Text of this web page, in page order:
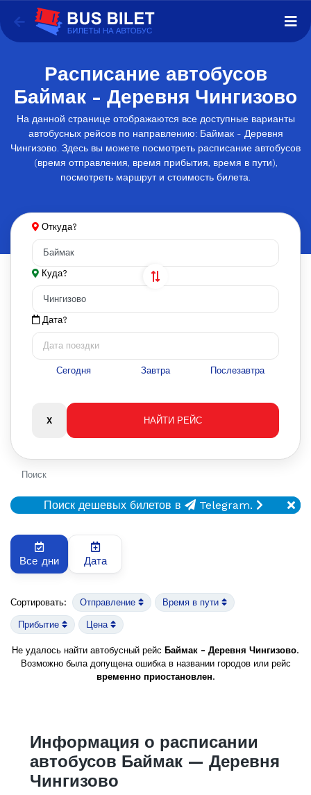
Расписание автобусов
Баймак - Деревня Чингизово
На данной странице отображаются все доступные варианты
автобусных рейсов по направлению: Баймак - Деревня
Чингизово. Здесь вы можете посмотреть расписание автобусов
(время отправления, время прибытия, время в пути),
посмотреть маршрут и стоимость билета.
Откуда?
Куда?
Дата?
Сегодня Завтра Послезавтра
Поиск
Поиск дешевых билетов в Telegram.
Все дни Дата
Сортировать: Отправление Время в пути
Прибытие Цена
Не удалось найти автобусный рейс Баймак - Деревня Чингизово.
Возможно была допущена ошибка в названии городов или рейс
временно приостановлен.
Информация о расписании
автобусов Баймак — Деревня
Чингизово